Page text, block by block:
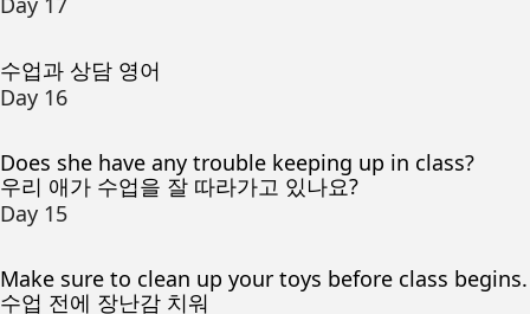
수업과 상담 영어
Day 16
Does she have any trouble keeping up in class?
우리 애가 수업을 잘 따라가고 있나요?
Day 15
Make sure to clean up your toys before class begins.
수업 전에 장난감 치워